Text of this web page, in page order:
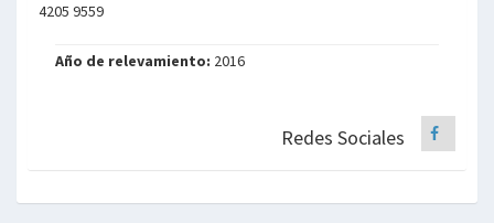
4205 9559
Año de relevamiento: 2016
Redes Sociales